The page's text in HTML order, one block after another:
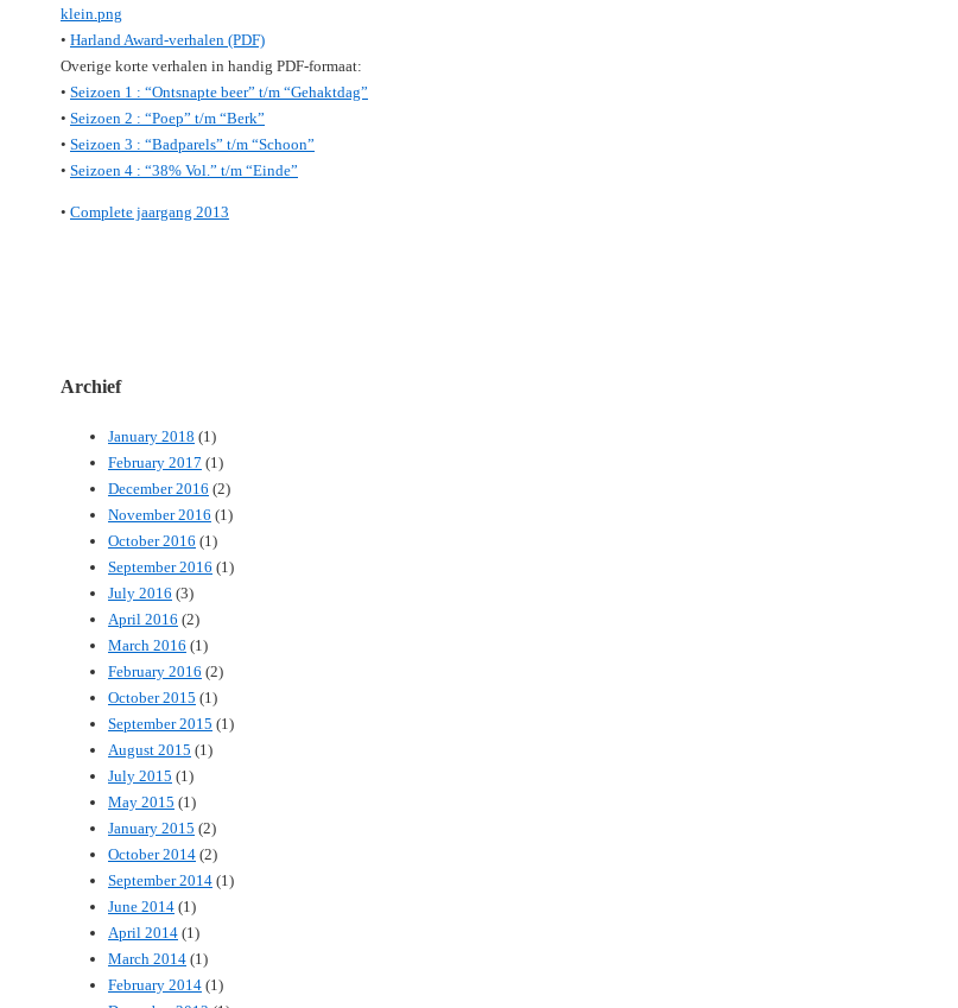
• Harland Award-verhalen (PDF)
Overige korte verhalen in handig PDF-formaat:
• Seizoen 1 : “Ontsnapte beer” t/m “Gehaktdag”
• Seizoen 2 : “Poep” t/m “Berk”
• Seizoen 3 : “Badparels” t/m “Schoon”
• Seizoen 4 : “38% Vol.” t/m “Einde”
• Complete jaargang 2013
Archief
January 2018 (1)
February 2017 (1)
December 2016 (2)
November 2016 (1)
October 2016 (1)
September 2016 (1)
July 2016 (3)
April 2016 (2)
March 2016 (1)
February 2016 (2)
October 2015 (1)
September 2015 (1)
August 2015 (1)
July 2015 (1)
May 2015 (1)
January 2015 (2)
October 2014 (2)
September 2014 (1)
June 2014 (1)
April 2014 (1)
March 2014 (1)
February 2014 (1)